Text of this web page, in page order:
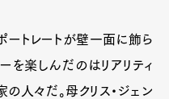
ートレートが壁一面に飾ら
を楽しんだのはリアリティ
人々だ。母クリス・ジェン